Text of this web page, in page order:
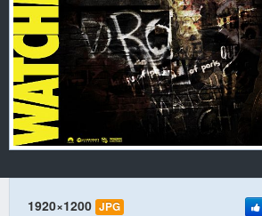
Еще
Вход
1920×1200 JPG